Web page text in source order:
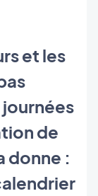
et les
journées
de
donne :